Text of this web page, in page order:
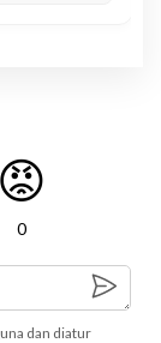
😡
0
dan diatur